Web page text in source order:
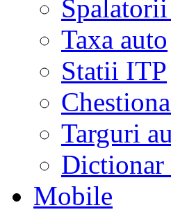
Taxa auto
Statii ITP
Targuri
Dictionar
Mobile